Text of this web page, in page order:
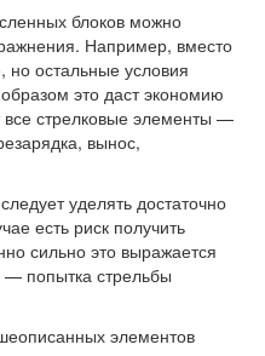
блоков можно
Например, вместо
но остальные условия
это даст экономию
все стрелковые элементы —
вынос,
уделять достаточно
есть риск получить
сильно это выражается
— попытка стрельбы
элементов